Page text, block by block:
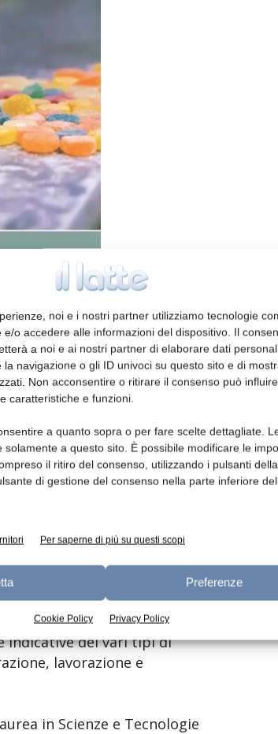
noi e i nostri partner utilizziamo tecnologie
o accedere alle informazioni del dispositivo. Il
a noi e ai nostri partner di elaborare dati
navigazione o gli ID univoci su questo sito e di
Non acconsentire o ritirare il consenso può influire
caratteristiche e funzioni.
a quanto sopra o per fare scelte dettagliate.
solamente a questo sito. È possibile modificare le
il ritiro del consenso, utilizzando i pulsanti
di gestione del consenso nella parte inferiore
Per saperne di più su questi scopi
Preferenze
Cookie Policy Privacy Policy
del manuale, scritto da
del mondo delle caramelle. Ne
partendo dalle materie
che ognuna di esse
fisiche del prodotto finito.
di caramelle è comunque
produzione differenti tra loro.
alle caramelle toffee, di cui
di latte.
a cominciare dai più
questi hanno subito nel
indicative dei vari tipi di
lavorazione e
in Scienze e Tecnologie